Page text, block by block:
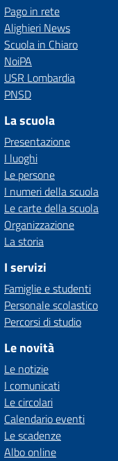
Pago in rete
Alighieri News
Scuola in Chiaro
NoiPA
USR Lombardia
PNSD
La scuola
Presentazione
I luoghi
Le persone
I numeri della scuola
Le carte della scuola
Organizzazione
La storia
I servizi
Famiglie e studenti
Personale scolastico
Percorsi di studio
Le novità
Le notizie
I comunicati
Le circolari
Calendario eventi
Le scadenze
Albo online